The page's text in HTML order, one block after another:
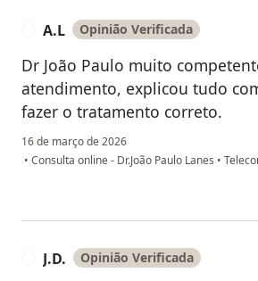
A.L Opinião Verificada
Dr João Paulo muito
atendimento, explicou tudo
fazer o tratamento correto.
16 de março de 2026
• Consulta online - Dr.João Paulo Lanes •
J.D. Opinião Verificada